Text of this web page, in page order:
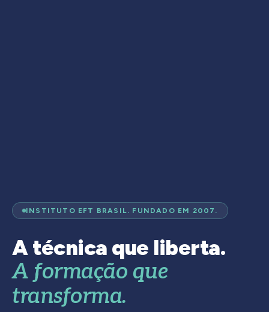
INSTITUTO EFT BRASIL. FUNDADO EM 2007.
A técnica que liberta.
A formação que
transforma.